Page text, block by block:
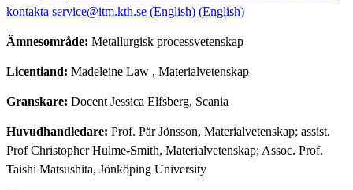
kontakta service@itm.kth.se (English) (English)
Ämnesområde: Metallurgisk processvetenskap
Licentiand: Madeleine Law , Materialvetenskap
Granskare: Docent Jessica Elfsberg, Scania
Huvudhandledare: Prof. Pär Jönsson, Materialvetenskap; assist.
Prof Christopher Hulme-Smith, Materialvetenskap; Assoc. Prof.
Taishi Matsushita, Jönköping University